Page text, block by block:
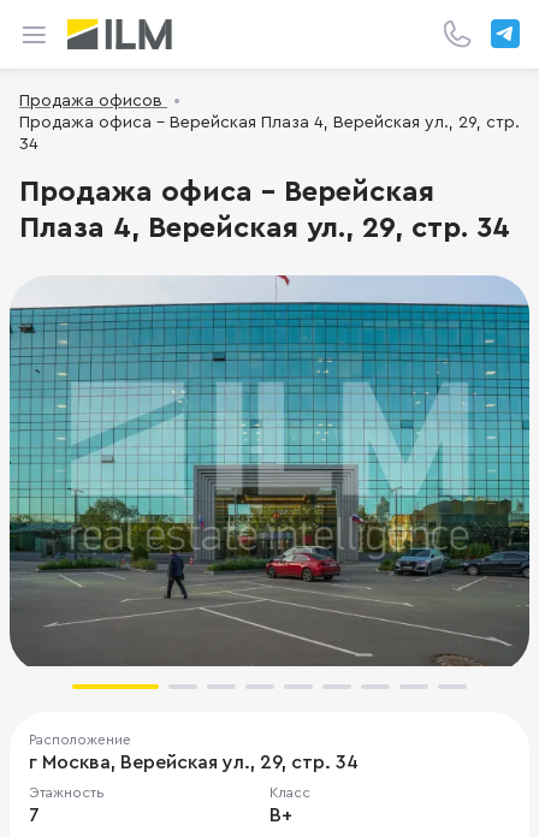
Продажа офисов
Продажа офиса - Верейская Плаза 4, Верейская ул., 29, стр.
34
Продажа офиса - Верейская
Плаза 4, Верейская ул., 29, стр. 34
Расположение
г Москва, Верейская ул., 29, стр. 34
Этажность
7
Класс
B+